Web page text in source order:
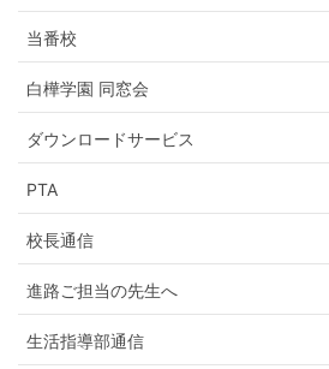
当番校
白樺学園 同窓会
ダウンロードサービス
PTA
校長通信
進路ご担当の先生へ
生活指導部通信